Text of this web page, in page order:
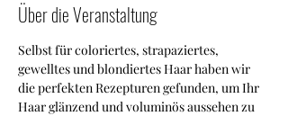
Über die Veranstaltung
Selbst für coloriertes, strapaziertes,
gewelltes und blondiertes Haar haben wir
die perfekten Rezepturen gefunden, um Ihr
Haar glänzend und voluminös aussehen zu